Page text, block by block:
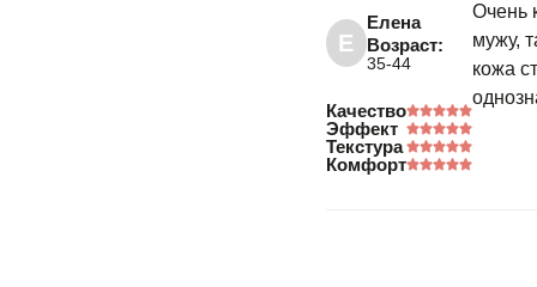
Е
Елена
Возраст:
35-44
Качество
Эффект
Текстура
Комфорт
Очень
мужу,
кожа